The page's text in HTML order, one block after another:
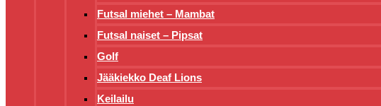
Futsal miehet – Mambat
Futsal naiset – Pipsat
Golf
Jääkiekko Deaf Lions
Keilailu